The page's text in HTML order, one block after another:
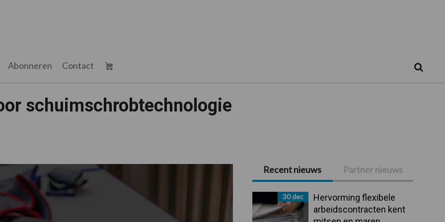
Abonneren Contact
schuimschrobtechnologie
Primaire
Sidebar
Recent nieuws Partner nieuws
30 dec
Hervorming flexibele
arbeidscontracten kent